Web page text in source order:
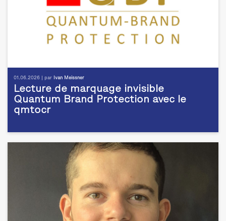
01.06.2026 | par Ivan Meissner
Lecture de marquage invisible
Quantum Brand Protection avec le
qmtocr